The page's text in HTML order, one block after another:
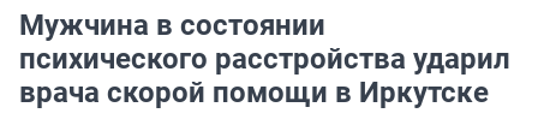
Мужчина в состоянии
психического расстройства ударил
врача скорой помощи в Иркутске